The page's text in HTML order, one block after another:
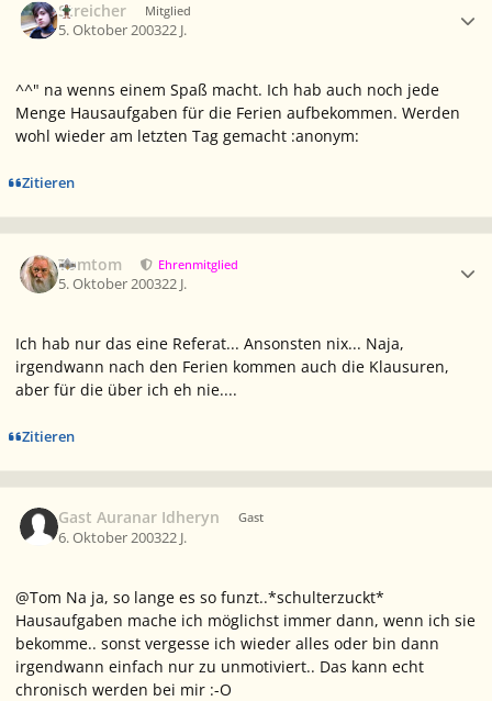
Streicher Mitglied
5. Oktober 200322 J.
^^" na wenns einem Spaß macht. Ich hab auch noch jede
Menge Hausaufgaben für die Ferien aufbekommen. Werden
wohl wieder am letzten Tag gemacht :anonym:
Zitieren
Tomtom Ehrenmitglied
5. Oktober 200322 J.
Ich hab nur das eine Referat... Ansonsten nix... Naja,
irgendwann nach den Ferien kommen auch die Klausuren,
aber für die über ich eh nie....
Zitieren
Gast Auranar Idheryn Gast
6. Oktober 200322 J.
@Tom Na ja, so lange es so funzt..*schulterzuckt*
Hausaufgaben mache ich möglichst immer dann, wenn ich sie
bekomme.. sonst vergesse ich wieder alles oder bin dann
irgendwann einfach nur zu unmotiviert.. Das kann echt
chronisch werden bei mir :-O